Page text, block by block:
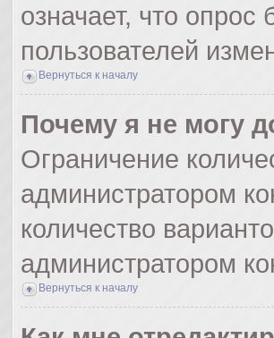
означает, что
пользователей
Вернуться к началу
Почему я не могу
Ограничение
администратором
количество
администратором
Вернуться к началу